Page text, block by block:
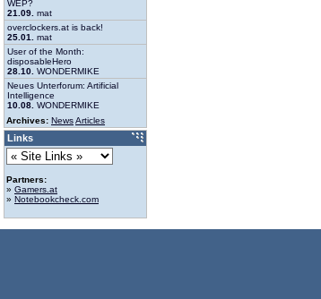
WEP?
21.09. mat
overclockers.at is back!
25.01.
mat
User of the Month:
disposableHero
28.10. WONDERMIKE
Neues Unterforum: Artificial
Intelligence
10.08. WONDERMIKE
Archives: NewsArticles
Links
Partners:
» Gamers.at
» Notebookcheck.com